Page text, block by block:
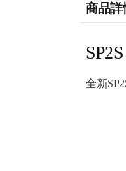
商品詳
全新